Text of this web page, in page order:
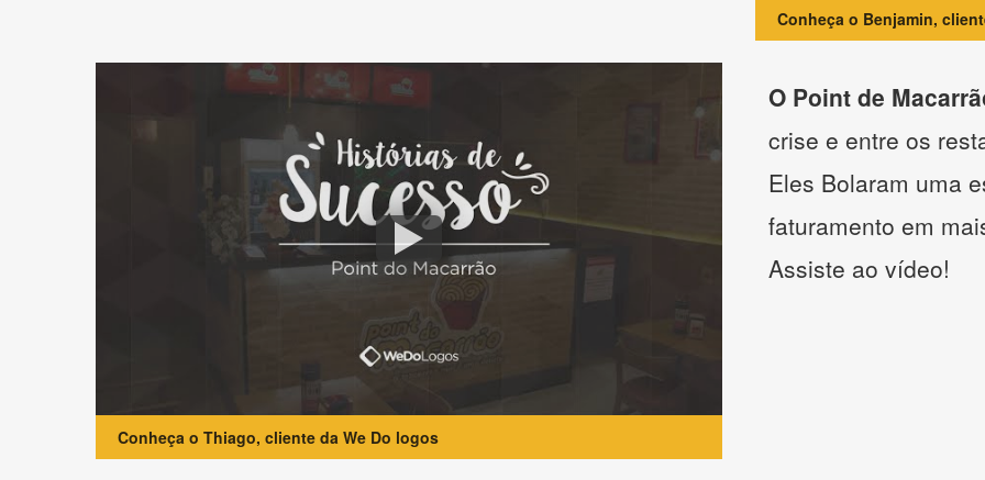
Conheça o Benjamin,
Conheça o Thiago, cliente da We Do logos
O Point de
crise e entre os
Eles Bolaram uma
faturamento em
Assiste ao vídeo!